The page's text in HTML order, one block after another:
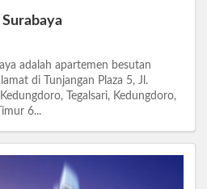
adalah apartemen besutan
di Tunjangan Plaza 5, Jl.
Tegalsari, Kedungdoro,
6...